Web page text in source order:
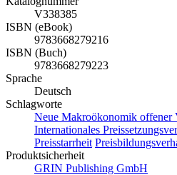
V338385
ISBN (eBook)
9783668279216
ISBN (Buch)
9783668279223
Sprache
Deutsch
Schlagworte
Neue Makroökonomik offener
Internationales
Preisstarrheit
Produktsicherheit
GRIN Publishing GmbH